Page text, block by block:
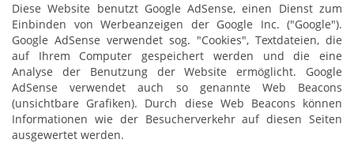
Diese Website benutzt Google AdSense, einen Dienst zum
Einbinden von Werbeanzeigen der Google Inc. ("Google").
Google AdSense verwendet sog. "Cookies", Textdateien, die
auf Ihrem Computer gespeichert werden und die eine
Analyse der Benutzung der Website ermöglicht. Google
AdSense verwendet auch so genannte Web Beacons
(unsichtbare Grafiken). Durch diese Web Beacons können
Informationen wie der Besucherverkehr auf diesen Seiten
ausgewertet werden.